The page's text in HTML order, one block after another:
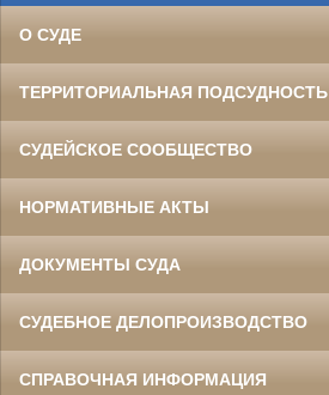
О СУДЕ
ТЕРРИТОРИАЛЬНАЯ ПОДСУДНОСТЬ
СУДЕЙСКОЕ СООБЩЕСТВО
НОРМАТИВНЫЕ АКТЫ
ДОКУМЕНТЫ СУДА
СУДЕБНОЕ ДЕЛОПРОИЗВОДСТВО
СПРАВОЧНАЯ ИНФОРМАЦИЯ